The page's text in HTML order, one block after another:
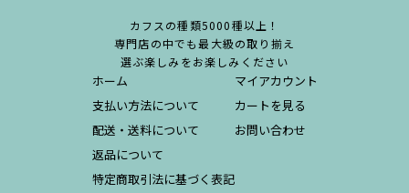
カフスの種類5000種以上！
専門店の中でも最大級の取り揃え
選ぶ楽しみをお楽しみください
ホーム
支払い方法について
配送・送料について
返品について
特定商取引法に基づく表記
マイアカウント
カートを見る
お問い合わせ